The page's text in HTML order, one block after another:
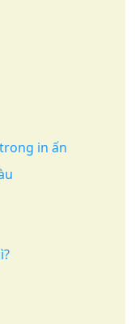
in ấn